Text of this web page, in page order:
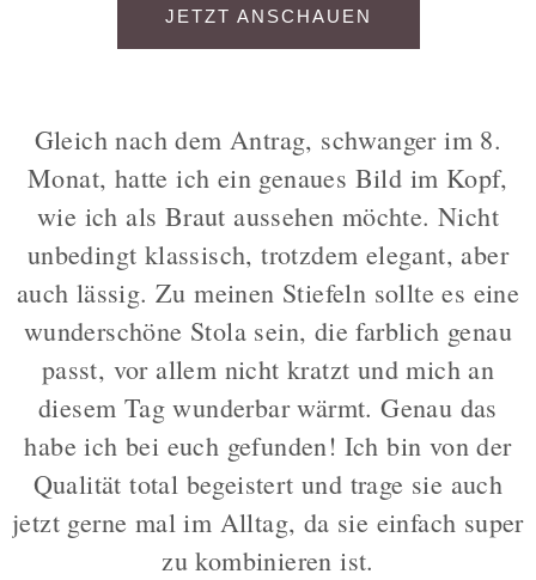
JETZT ANSCHAUEN
Gleich nach dem Antrag, schwanger im 8.
Monat, hatte ich ein genaues Bild im Kopf,
wie ich als Braut aussehen möchte. Nicht
unbedingt klassisch, trotzdem elegant, aber
auch lässig. Zu meinen Stiefeln sollte es eine
wunderschöne Stola sein, die farblich genau
passt, vor allem nicht kratzt und mich an
diesem Tag wunderbar wärmt. Genau das
habe ich bei euch gefunden! Ich bin von der
Qualität total begeistert und trage sie auch
jetzt gerne mal im Alltag, da sie einfach super
zu kombinieren ist.